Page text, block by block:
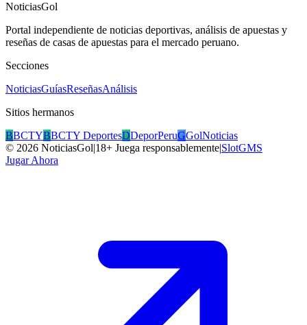
NoticiasGol
Portal independiente de noticias deportivas, análisis de apuestas y
reseñas de casas de apuestas para el mercado peruano.
Secciones
NoticiasGuíasReseñasAnálisis
Sitios hermanos
BBCTYBBCTY DeportesDDeporPeruGGolNoticias
© 2026 NoticiasGol|18+ Juega responsablemente|SlotGMS
Jugar Ahora